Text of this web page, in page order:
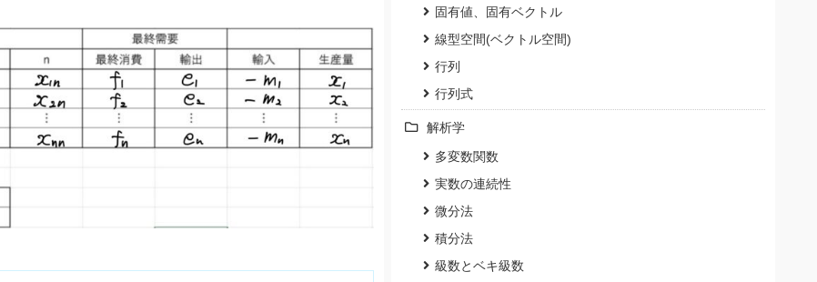
固有値、固有ベクトル
線型空間(ベクトル空間)
行列
行列式
解析学
多変数関数
実数の連続性
微分法
積分法
級数とベキ級数